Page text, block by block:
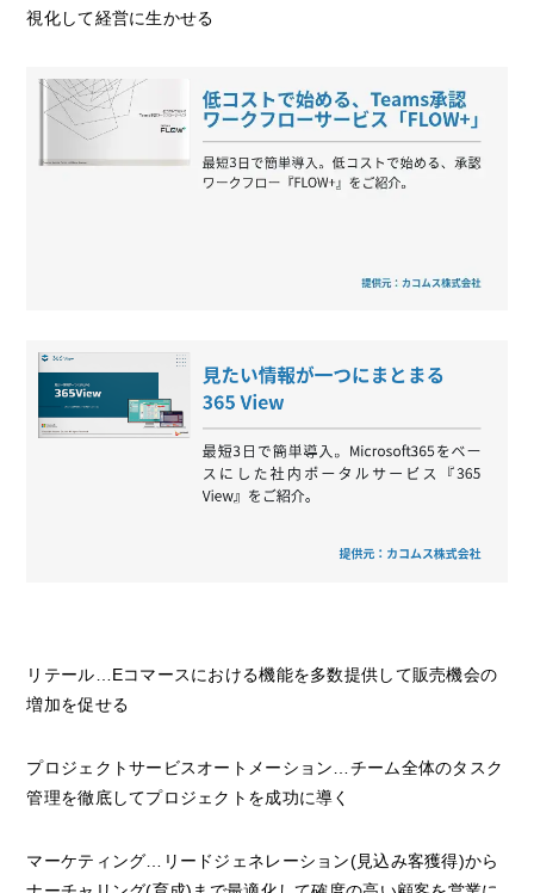
視化して経営に生かせる
リテール…Eコマースにおける機能を多数提供して販売機会の
増加を促せる
プロジェクトサービスオートメーション…チーム全体のタスク
管理を徹底してプロジェクトを成功に導く
マーケティング…リードジェネレーション(見込み客獲得)から